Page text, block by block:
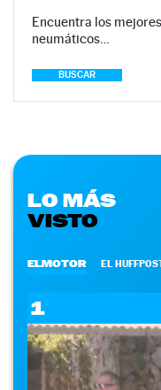
Encuentra los
neumáticos…
BUSCAR
LO MÁS
VISTO
ELMOTOR EL
1